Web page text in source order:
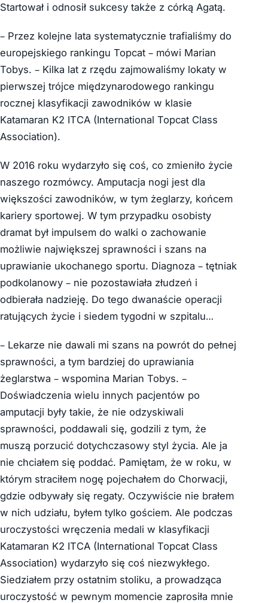
Startował i odnosił sukcesy także z córką Agatą.
– Przez kolejne lata systematycznie trafialiśmy do
europejskiego rankingu Topcat – mówi Marian
Tobys. – Kilka lat z rzędu zajmowaliśmy lokaty w
pierwszej trójce międzynarodowego rankingu
rocznej klasyfikacji zawodników w klasie
Katamaran K2 ITCA (International Topcat Class
Association).
W 2016 roku wydarzyło się coś, co zmieniło życie
naszego rozmówcy. Amputacja nogi jest dla
większości zawodników, w tym żeglarzy, końcem
kariery sportowej. W tym przypadku osobisty
dramat był impulsem do walki o zachowanie
możliwie największej sprawności i szans na
uprawianie ukochanego sportu. Diagnoza – tętniak
podkolanowy – nie pozostawiała złudzeń i
odbierała nadzieję. Do tego dwanaście operacji
ratujących życie i siedem tygodni w szpitalu…
– Lekarze nie dawali mi szans na powrót do pełnej
sprawności, a tym bardziej do uprawiania
żeglarstwa – wspomina Marian Tobys. –
Doświadczenia wielu innych pacjentów po
amputacji były takie, że nie odzyskiwali
sprawności, poddawali się, godzili z tym, że
muszą porzucić dotychczasowy styl życia. Ale ja
nie chciałem się poddać. Pamiętam, że w roku, w
którym straciłem nogę pojechałem do Chorwacji,
gdzie odbywały się regaty. Oczywiście nie brałem
w nich udziału, byłem tylko gościem. Ale podczas
uroczystości wręczenia medali w klasyfikacji
Katamaran K2 ITCA (International Topcat Class
Association) wydarzyło się coś niezwykłego.
Siedziałem przy ostatnim stoliku, a prowadząca
uroczystość w pewnym momencie zaprosiła mnie